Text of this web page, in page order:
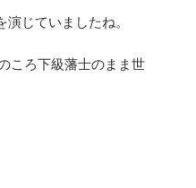
じていましたね。
ころ下級藩士のまま世